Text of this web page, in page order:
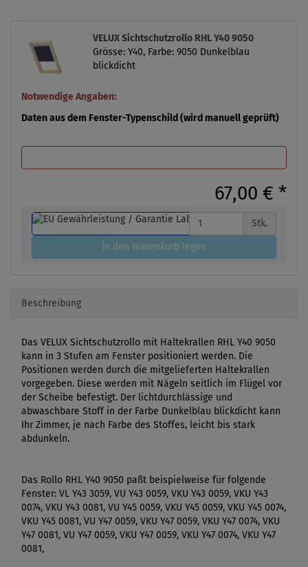
VELUX Sichtschutzrollo RHL Y40 9050
Grösse: Y40, Farbe: 9050 Dunkelblau
blickdicht
Notwendige Angaben:
Daten aus dem Fenster-Typenschild (wird manuell geprüft)
67,00 € *
Stk.
in den Warenkorb legen
Beschreibung
Das VELUX Sichtschutzrollo mit Haltekrallen RHL Y40 9050
kann in 3 Stufen am Fenster positioniert werden. Die
Positionen werden durch die mitgelieferten Haltekrallen
vorgegeben. Diese werden mit Nägeln seitlich im Flügel vor
der Scheibe befestigt. Der lichtdurchlässige und
abwaschbare Stoff in der Farbe Dunkelblau blickdicht kann
Ihr Zimmer, je nach Farbe des Stoffes, leicht bis stark
abdunkeln.
Das Rollo RHL Y40 9050 paßt beispielweise für folgende
Fenster: VL Y43 3059, VU Y43 0059, VKU Y43 0059, VKU Y43
0074, VKU Y43 0081, VU Y45 0059, VKU Y45 0059, VKU Y45 0074,
VKU Y45 0081, VU Y47 0059, VKU Y47 0059, VKU Y47 0074, VKU
Y47 0081, VU Y47 0059, VKU Y47 0059, VKU Y47 0074, VKU Y47
0081,